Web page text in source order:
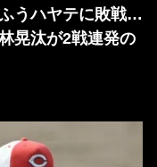
うハヤテに敗戦…
晃汰が2戦連発の